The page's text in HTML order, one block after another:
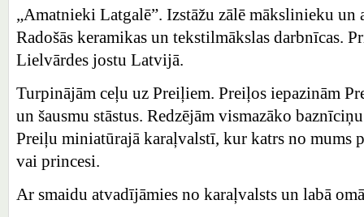
„Amatnieki Latgalē”. Izstāžu zālē mākslinieku un
Radošās keramikas un tekstilmākslas darbnīcas.
Lielvārdes jostu Latvijā.
Turpinājām ceļu uz Preiļiem. Preiļos iepazinām
un šausmu stāstus. Redzējām vismazāko
Preiļu miniatūrajā karaļvalstī, kur katrs no mums
vai princesi.
Ar smaidu atvadījāmies no karaļvalsts un labā